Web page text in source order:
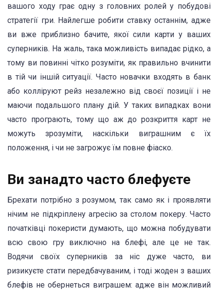
вашого ходу грає одну з головних ролей у побудові
стратегії гри. Найлегше робити ставку останнім, адже
ви вже приблизно бачите, якої сили карти у ваших
суперників. На жаль, така можливість випадає рідко, а
тому ви повинні чітко розуміти, як правильно вчинити
в тій чи іншій ситуації. Часто новачки входять в банк
або колліруют рейз незалежно від своєї позиції і не
маючи подальшого плану дій. У таких випадках вони
часто програють, тому що аж до розкриття карт не
можуть зрозуміти, наскільки виграшним є їх
положення, і чи не загрожує їм повне фіаско.
Ви занадто часто блефуєте
Брехати потрібно з розумом, так само як і проявляти
нічим не підкріплену агресію за столом покеру. Часто
початківці покеристи думають, що можна побудувати
всю свою гру виключно на блефі, але це не так.
Водячи своїх суперників за ніс дуже часто, ви
ризикуєте стати передбачуваним, і тоді жоден з ваших
блефів не обернеться виграшем: адже він можливий